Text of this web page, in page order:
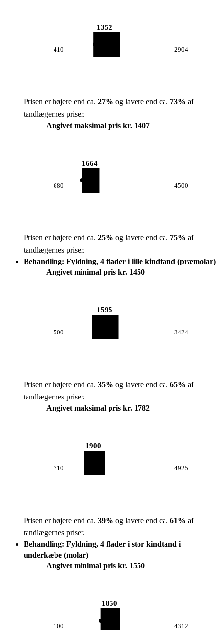
410
1352
2904
Prisen er højere end ca. 27% og lavere end ca. 73% af
tandlægernes priser.
Angivet maksimal pris kr. 1407
680
1664
4500
Prisen er højere end ca. 25% og lavere end ca. 75% af
tandlægernes priser.
Behandling: Fyldning, 4 flader i lille kindtand (præmolar)
Angivet minimal pris kr. 1450
500
1595
3424
Prisen er højere end ca. 35% og lavere end ca. 65% af
tandlægernes priser.
Angivet maksimal pris kr. 1782
710
1900
4925
Prisen er højere end ca. 39% og lavere end ca. 61% af
tandlægernes priser.
Behandling: Fyldning, 4 flader i stor kindtand i
underkæbe (molar)
Angivet minimal pris kr. 1550
100
1850
4312